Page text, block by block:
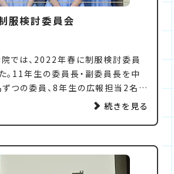
服検討委員会
では、2022年春に制服検討委員
。11年生の委員長・副委員長を中
つの委員、8年生の広報担当2名の
スラックス制服の導入や現行の制
思いから多くの生徒が参加応募し、
メンバーたち。主体性と熱意にあふ
会を紹介します。
続きを見る